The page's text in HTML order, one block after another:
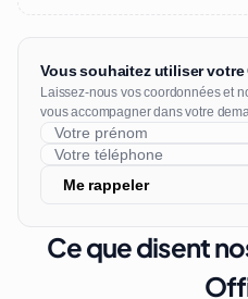
Vous souhaitez utiliser votre
Laissez-nous vos coordonnées et
vous accompagner dans votre
Me rappeler
Ce que disent